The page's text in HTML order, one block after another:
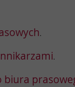
.
.
biura